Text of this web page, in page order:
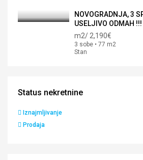
NOVOGRADNJA, 3
USELJIVO ODMAH !!!
m2/ 2,190€
3 sobe • 77 m2
Stan
Status nekretnine
Iznajmljivanje
Prodaja